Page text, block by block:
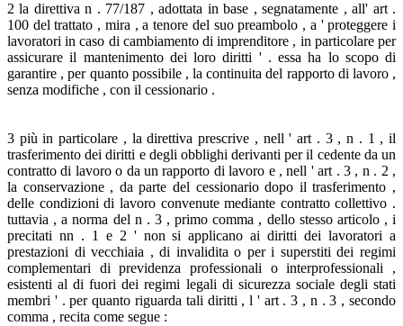
2 la direttiva n . 77/187 , adottata in base , segnatamente , all' art .
100 del trattato , mira , a tenore del suo preambolo , a ' proteggere i
lavoratori in caso di cambiamento di imprenditore , in particolare per
assicurare il mantenimento dei loro diritti ' . essa ha lo scopo di
garantire , per quanto possibile , la continuita del rapporto di lavoro ,
senza modifiche , con il cessionario .
3 più in particolare , la direttiva prescrive , nell ' art . 3 , n . 1 , il
trasferimento dei diritti e degli obblighi derivanti per il cedente da un
contratto di lavoro o da un rapporto di lavoro e , nell ' art . 3 , n . 2 ,
la conservazione , da parte del cessionario dopo il trasferimento ,
delle condizioni di lavoro convenute mediante contratto collettivo .
tuttavia , a norma del n . 3 , primo comma , dello stesso articolo , i
precitati nn . 1 e 2 ' non si applicano ai diritti dei lavoratori a
prestazioni di vecchiaia , di invalidita o per i superstiti dei regimi
complementari di previdenza professionali o interprofessionali ,
esistenti al di fuori dei regimi legali di sicurezza sociale degli stati
membri ' . per quanto riguarda tali diritti , l ' art . 3 , n . 3 , secondo
comma , recita come segue :